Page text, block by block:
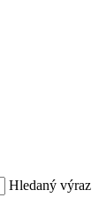
Hledaný výraz